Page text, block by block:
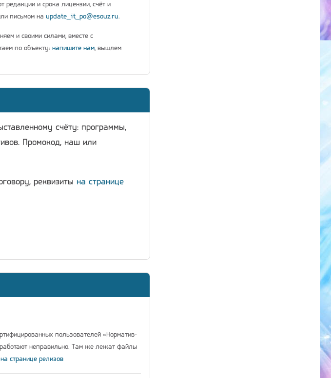
редакции и срока лицензии, счёт и
письмом на update_it_po@esouz.ru.
и своими силами, вместе с
по объекту: напишите нам, вышлем
счёту: программы,
Промокод, наш или
реквизиты на странице
пользователей «Норматив-
неправильно. Там же лежат файлы
странице релизов